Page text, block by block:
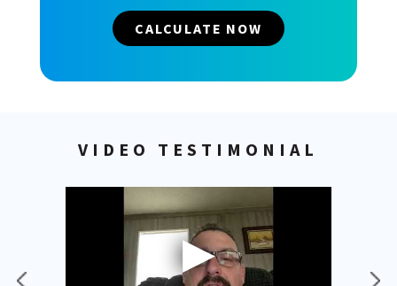
CALCULATE NOW
VIDEO TESTIMONIAL